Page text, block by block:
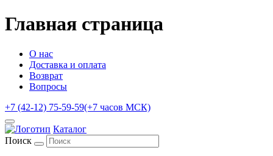
Главная страница
О нас
Доставка и оплата
Возврат
Вопросы
+7 (42-12) 75-59-59(+7 часов МСК)
Каталог
Поиск